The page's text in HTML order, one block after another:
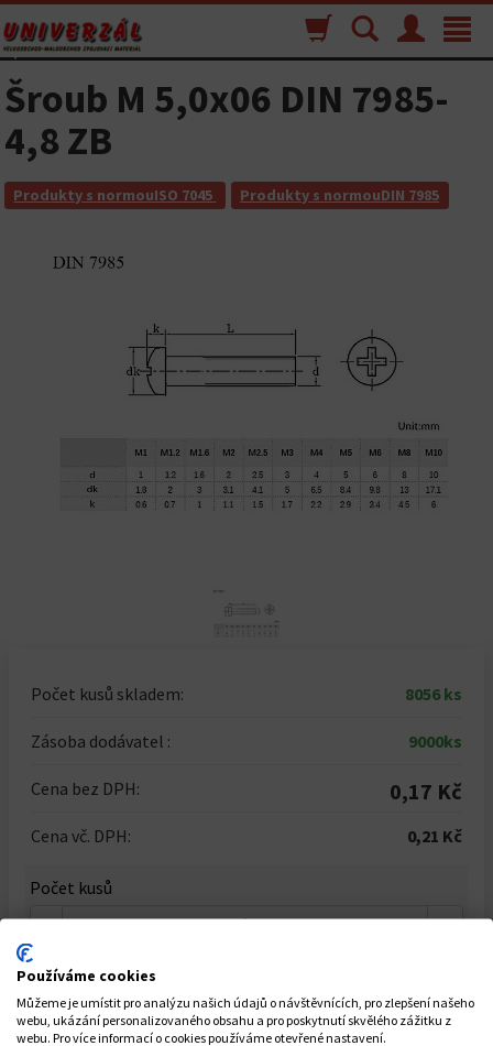
Toggle
Menu
Vyhľadávanie
Nákupný
košík
Šroub M 5,0x06 DIN 7985-
4,8 ZB
Produkty s normouISO 7045 Produkty s normouDIN 7985
Počet kusů skladem: 8056 ks
Zásoba dodávatel : 9000ks
Cena bez DPH: 0,17 Kč
Cena vč. DPH: 0,21 Kč
Počet kusů
- +
Celkem za
0,21 Kč
Používáme cookies
Můžeme je umístit pro analýzu našich údajů o návštěvnících, pro zlepšení našeho
webu, ukázání personalizovaného obsahu a pro poskytnutí skvělého zážitku z
webu. Pro více informací o cookies používáme otevřené nastavení.